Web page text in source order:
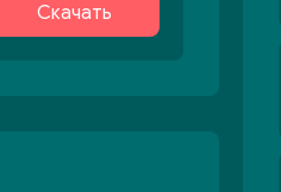
Скачать